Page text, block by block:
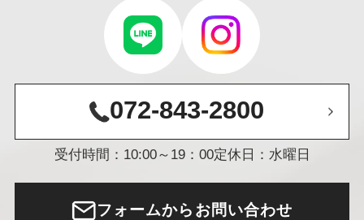
072-843-2800
受付時間：10:00～19：00定休日：水曜日
フォームからお問い合わせ